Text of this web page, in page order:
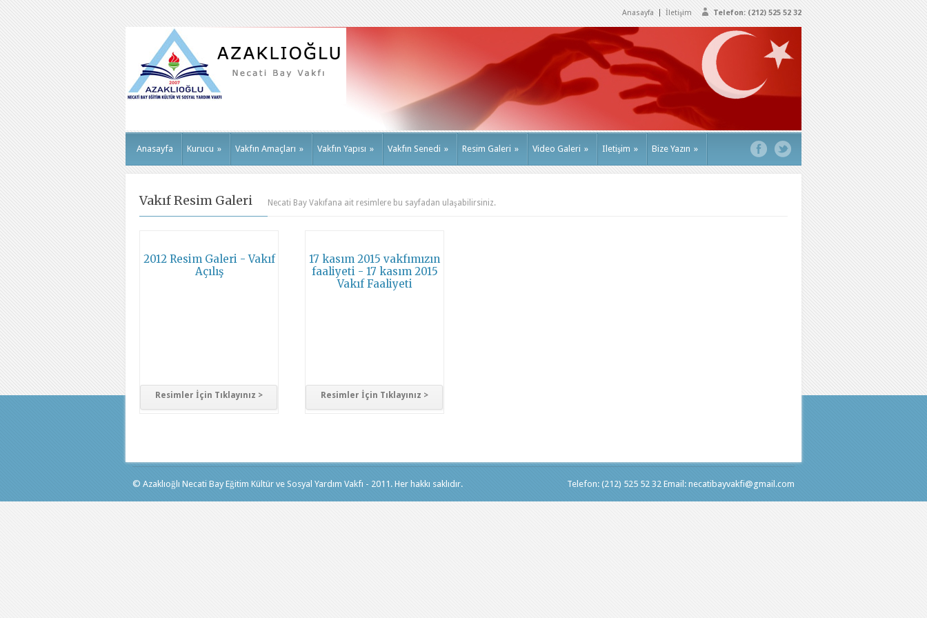
Telefon: (212) 525 52 32
Anasayfa İletişim
Anasayfa Kurucu » Vakfın Amaçları » Vakfın Yapısı » Vakfın Senedi » Resim Galeri » Video Galeri » Iletişim » Bize Yazın »
Vakıf Resim Galeri Necati Bay Vakıfana ait resimlere bu sayfadan ulaşabilirsiniz.
2012 Resim Galeri - Vakıf
Açılış
Resimler İçin Tıklayınız >
17 kasım 2015 vakfımızın
faaliyeti - 17 kasım 2015
Vakıf Faaliyeti
Resimler İçin Tıklayınız >
© Azaklıoğlı Necati Bay Eğitim Kültür ve Sosyal Yardım Vakfı - 2011. Her hakkı saklıdır. Telefon: (212) 525 52 32 Email: necatibayvakfi@gmail.com